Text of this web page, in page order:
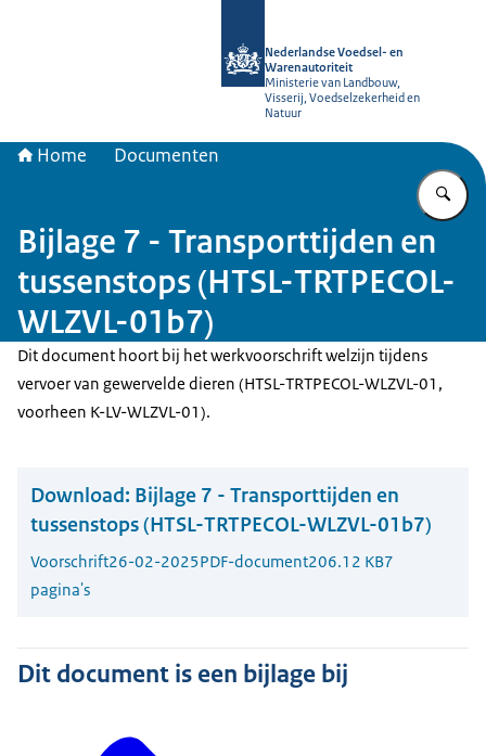
Nederlandse Voedsel- en
Warenautoriteit
Ministerie van Landbouw,
Visserij, Voedselzekerheid en
Natuur
Home Documenten
Bijlage 7 - Transporttijden en
tussenstops (HTSL-TRTPECOL-
WLZVL-01b7)
Dit document hoort bij het werkvoorschrift welzijn tijdens
vervoer van gewervelde dieren (HTSL-TRTPECOL-WLZVL-01,
voorheen K-LV-WLZVL-01).
Download: Bijlage 7 - Transporttijden en
tussenstops (HTSL-TRTPECOL-WLZVL-01b7)
Voorschrift26-02-2025PDF-document206.12 KB7
pagina's
Dit document is een bijlage bij